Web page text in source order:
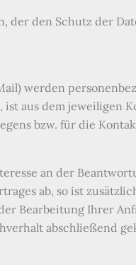
der den Schutz der
werden
aus dem jeweiligen
bzw. für die
an der
ab, so ist
Bearbeitung Ihrer
abschließend